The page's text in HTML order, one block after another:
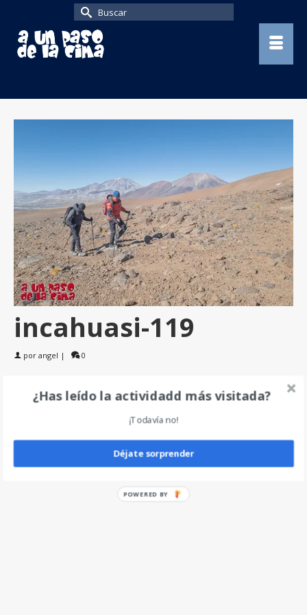
Buscar
por:
incahuasi-119
por angel | 0
Deja un comentario
¿Has leído la actividadd más visitada?
¡Todavía no!
Déjate sorprender
POWERED BY